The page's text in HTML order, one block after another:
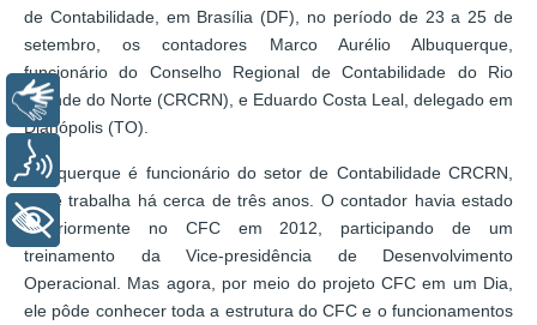
de Contabilidade, em Brasília (DF), no período de 23 a 25 de
setembro, os contadores Marco Aurélio Albuquerque,
funcionário do Conselho Regional de Contabilidade do Rio
Grande do Norte (CRCRN), e Eduardo Costa Leal, delegado em
Dianópolis (TO).
Albuquerque é funcionário do setor de Contabilidade CRCRN,
onde trabalha há cerca de três anos. O contador havia estado
anteriormente no CFC em 2012, participando de um
treinamento da Vice-presidência de Desenvolvimento
Operacional. Mas agora, por meio do projeto CFC em um Dia,
ele pôde conhecer toda a estrutura do CFC e o funcionamentos
Libras
+ Acessibilidade